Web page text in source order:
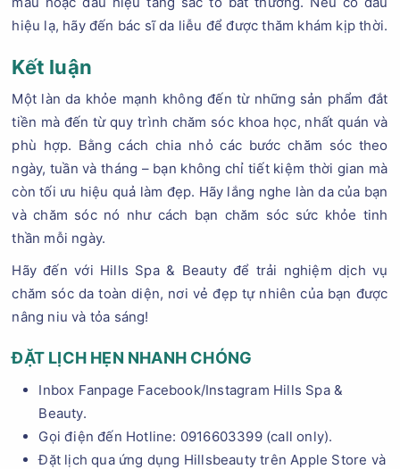
hiệu lạ, hãy đến bác sĩ da liễu để được thăm khám kịp thời.
Kết luận
Một làn da khỏe mạnh không đến từ những sản phẩm đắt
tiền mà đến từ quy trình chăm sóc khoa học, nhất quán và
phù hợp. Bằng cách chia nhỏ các bước chăm sóc theo
ngày, tuần và tháng – bạn không chỉ tiết kiệm thời gian mà
còn tối ưu hiệu quả làm đẹp. Hãy lắng nghe làn da của bạn
và chăm sóc nó như cách bạn chăm sóc sức khỏe tinh
thần mỗi ngày.
Hãy đến với Hills Spa & Beauty để trải nghiệm dịch vụ
chăm sóc da toàn diện, nơi vẻ đẹp tự nhiên của bạn được
nâng niu và tỏa sáng!
ĐẶT LỊCH HẸN NHANH CHÓNG
Inbox Fanpage Facebook/Instagram Hills Spa &
Beauty.
Gọi điện đến Hotline: 0916603399 (call only).
Đặt lịch qua ứng dụng Hillsbeauty trên Apple Store và